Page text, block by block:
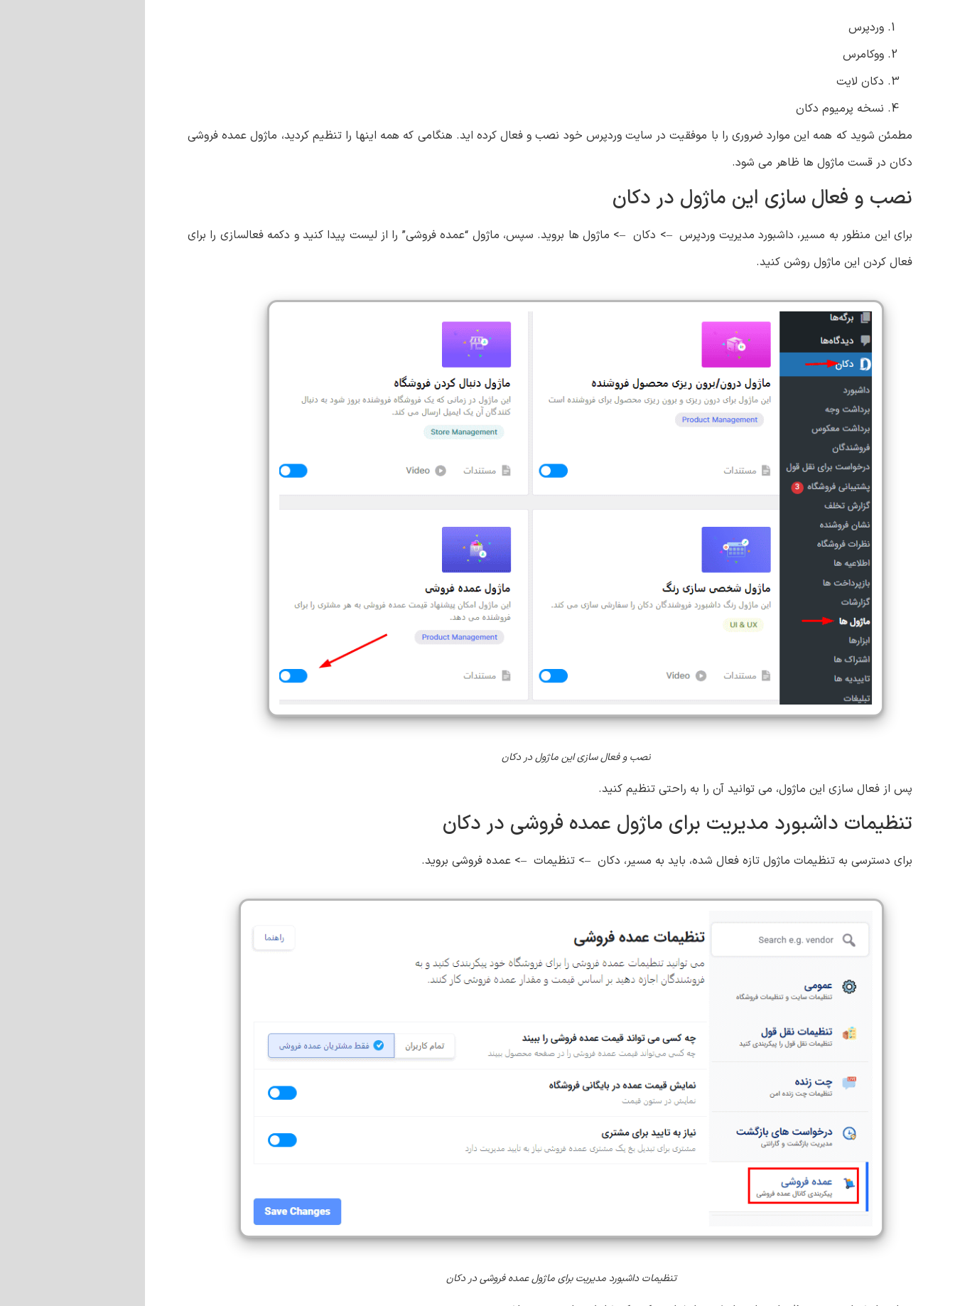
وردپرس
ووکامرس
دکان لایت
نسخه پرمیوم دکان
مطمئن شوید که همه این موارد ضروری را با موفقیت در سایت وردپرس خود نصب و فعال کرده اید. هنگامی که همه اینها را تنظیم کردید، ماژول عمده فروشی
دکان در قست ماژول ها ظاهر می شود.
نصب و فعال سازی این ماژول در دکان
برای این منظور به مسیر، داشبورد مدیریت وردپرس –> دکان –> ماژول ها بروید. سپس، ماژول “عمده فروشی” را از لیست پیدا کنید و دکمه فعالسازی را برای
فعال کردن این ماژول روشن کنید.
نصب و فعال سازی این ماژول در دکان
پس از فعال سازی این ماژول، می توانید آن را به راحتی تنظیم کنید.
تنظیمات داشبورد مدیریت برای ماژول عمده فروشی در دکان
برای دسترسی به تنظیمات ماژول تازه فعال شده، باید به مسیر، دکان –> تنظیمات –> عمده فروشی بروید.
تنظیمات داشبورد مدیریت برای ماژول عمده فروشی در دکان